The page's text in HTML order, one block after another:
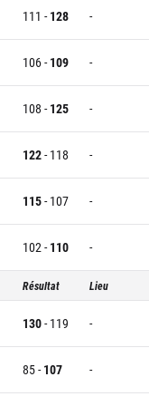
111 - 128 -
106- 109 -
108 - 125 -
122- 118 -
115- 107 -
102- 110 -
Résultat Lieu
130- 119 -
85- 107 -